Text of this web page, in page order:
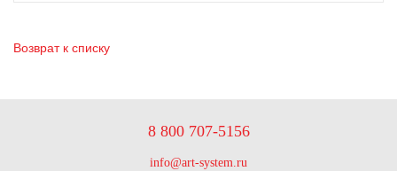
Возврат к списку
8 800 707-5156
info@art-system.ru